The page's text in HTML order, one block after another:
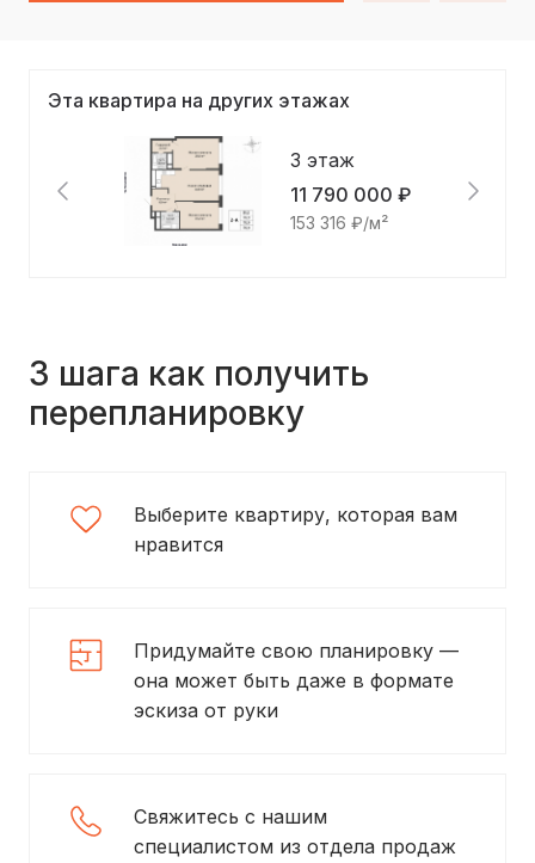
Эта квартира на других этажах
3 этаж
11 790 000 ₽
153 316 ₽/м²
3 шага как получить
перепланировку
Выберите квартиру, которая вам
нравится
Придумайте свою планировку —
она может быть даже в формате
эскиза от руки
Свяжитесь с нашим
специалистом из отдела продаж